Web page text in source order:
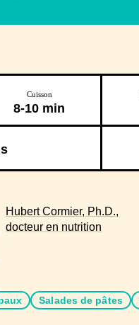
Cuisson
8-10 min
Hubert Cormier, Ph.D.,
docteur en nutrition
Salades de pâtes